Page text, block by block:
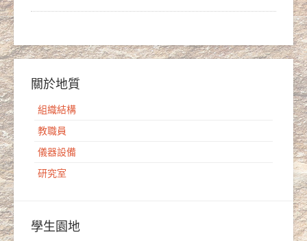
關於地質
組織結構
教職員
儀器設備
研究室
學生園地